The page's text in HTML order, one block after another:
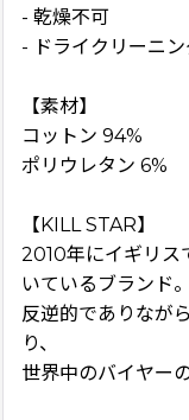
- 乾燥不可
- ドライクリーニ
【素材】
コットン 94%
ポリウレタン 6%
【KILL STAR】
2010年にイギリス
いているブランド。
反逆的でありなが
り、
世界中のバイヤー